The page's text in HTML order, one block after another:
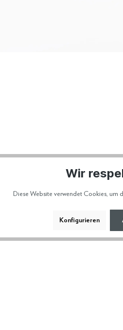
Wir
Diese Website verwendet Cookies, um
Konfigurieren